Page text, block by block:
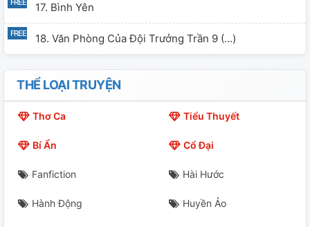
17. Bình Yên
18. Văn Phòng Của Đội Trưởng Trần 9 (...)
19. Vui Là Chính
20. Chung Kết
THỂ LOẠI TRUYỆN
Thơ Ca Tiểu Thuyết
Bí Ẩn Cổ Đại
Fanfiction Hài Hước
Hành Động Huyền Ảo